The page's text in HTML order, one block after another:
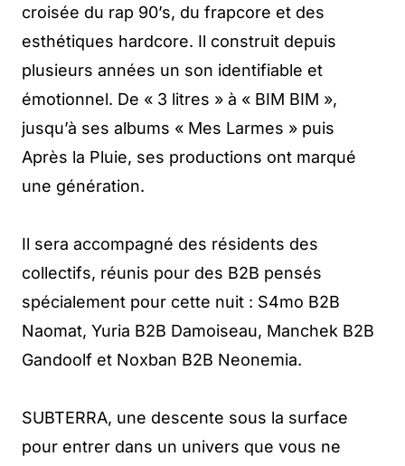
croisée du rap 90’s, du frapcore et des
esthétiques hardcore. Il construit depuis
plusieurs années un son identifiable et
émotionnel. De « 3 litres » à « BIM BIM »,
jusqu’à ses albums « Mes Larmes » puis
Après la Pluie, ses productions ont marqué
une génération.
Il sera accompagné des résidents des
collectifs, réunis pour des B2B pensés
spécialement pour cette nuit : S4mo B2B
Naomat, Yuria B2B Damoiseau, Manchek B2B
Gandoolf et Noxban B2B Neonemia.
SUBTERRA, une descente sous la surface
pour entrer dans un univers que vous ne